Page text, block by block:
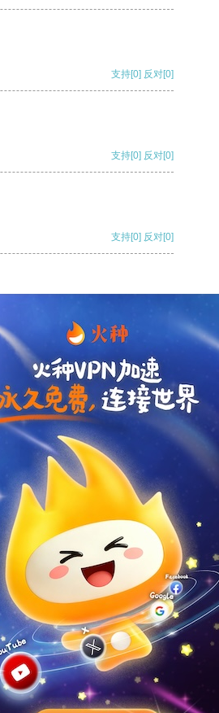
支持[0] 反对[0]
支持[0] 反对[0]
支持[0] 反对[0]
支持 [0] 反对[0]
支持[0] 反对
支持[0] 反对[0]
旋风加速器
软件中心 雷霆加速 狂飙加速器